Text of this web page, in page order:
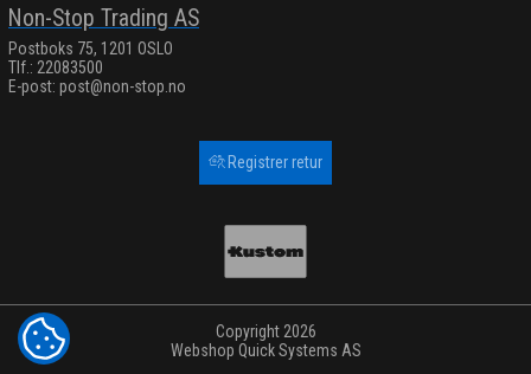
Non-Stop Trading AS
Postboks 75, 1201 OSLO
Tlf.: 22083500
E-post: post@non-stop.no
Registrer retur
Copyright 2026
Webshop Quick Systems AS
COOKIE-INNSTILLINGER